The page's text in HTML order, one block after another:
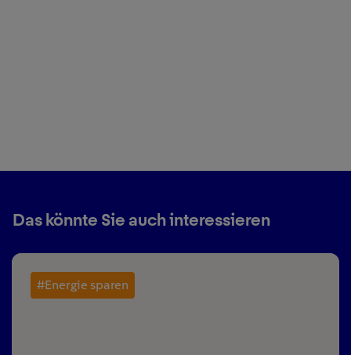
Das könnte Sie auch interessieren
#Energie sparen